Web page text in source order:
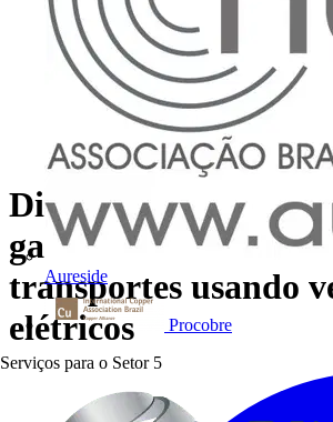
Aureside
Procobre
Serviços para o Setor 5
Diminuindo as
gases do efeito estufa
transportes usando
elétricos